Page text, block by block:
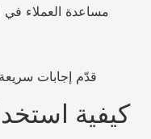
مساعدة العملاء في
قدّم إجابات